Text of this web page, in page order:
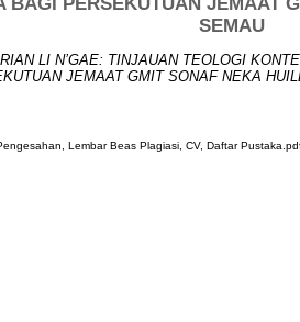
SEMAU
LI N’GAE: TINJAUAN TEOLOGI
JEMAAT GMIT SONAF NEKA
Lembar Beas Plagiasi, CV, Daftar